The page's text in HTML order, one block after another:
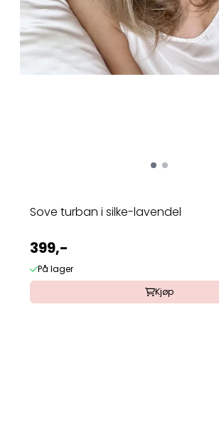
Sove turban i silke-lavendel
399,-
På lager
Kjøp